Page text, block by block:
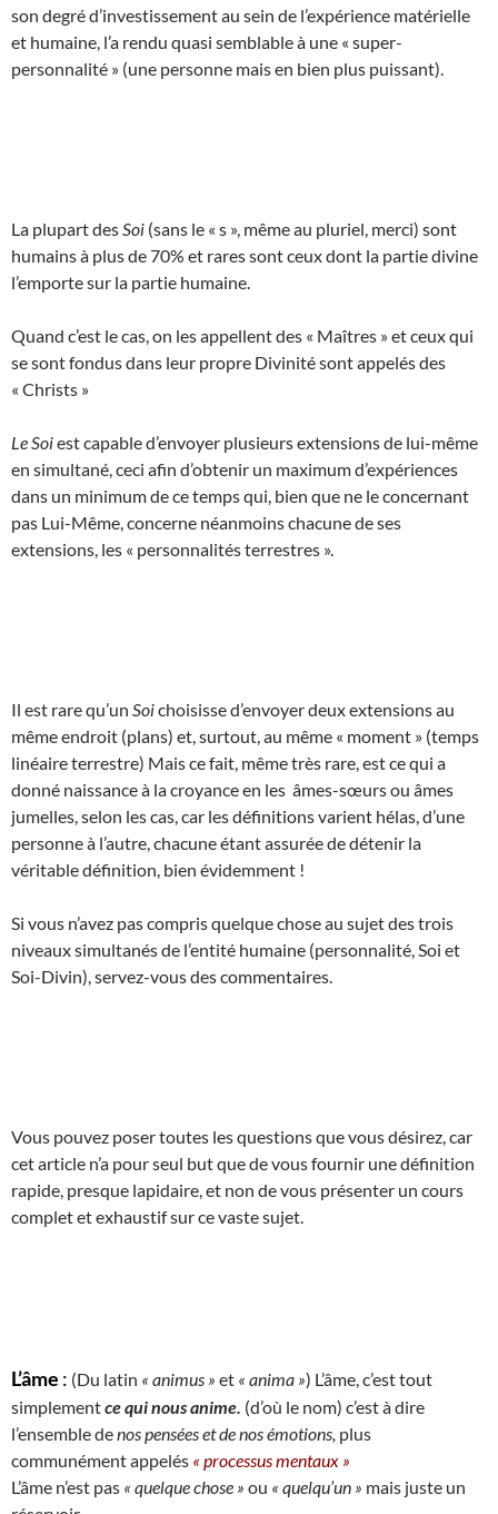
son degré d’investissement au sein de l’expérience matérielle
et humaine, l’a rendu quasi semblable à une « super-
personnalité » (une personne mais en bien plus puissant).
La plupart des Soi (sans le « s », même au pluriel, merci) sont
humains à plus de 70% et rares sont ceux dont la partie divine
l’emporte sur la partie humaine.
Quand c’est le cas, on les appellent des « Maîtres » et ceux qui
se sont fondus dans leur propre Divinité sont appelés des
« Christs »
Le Soiest capable d’envoyer plusieurs extensions de lui-même
en simultané, ceci afin d’obtenir un maximum d’expériences
dans un minimum de ce temps qui, bien que ne le concernant
pas Lui-Même, concerne néanmoins chacune de ses
extensions, les « personnalités terrestres ».
Il est rare qu’un Soichoisisse d’envoyer deux extensions au
même endroit (plans) et, surtout, au même « moment » (temps
linéaire terrestre) Mais ce fait, même très rare, est ce qui a
donné naissance à la croyance en les âmes-sœurs ou âmes
jumelles, selon les cas, car les définitions varient hélas, d’une
personne à l’autre, chacune étant assurée de détenir la
véritable définition, bien évidemment !
Si vous n’avez pas compris quelque chose au sujet des trois
niveaux simultanés de l’entité humaine (personnalité, Soi et
Soi-Divin), servez-vous des commentaires.
Vous pouvez poser toutes les questions que vous désirez, car
cet article n’a pour seul but que de vous fournir une définition
rapide, presque lapidaire, et non de vous présenter un cours
complet et exhaustif sur ce vaste sujet.
L’âme : (Du latin « animus » et « anima ») L’âme, c’est tout
simplementce qui nous anime. (d’où le nom) c’est à dire
l’ensemble denos pensées et de nos émotions, plus
communément appelés « processus mentaux »
L’âme n’est pas « quelque chose » ou « quelqu’un » mais juste un